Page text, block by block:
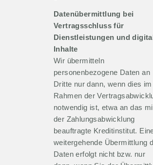
Datenübermittlung bei
Vertragsschluss für
Dienstleistungen und
Inhalte
Wir übermitteln
personenbezogene Daten an
Dritte nur dann, wenn dies im
Rahmen der
notwendig ist, etwa an das
der Zahlungsabwicklung
beauftragte Kreditinstitut.
weitergehende Übermittlung
Daten erfolgt nicht bzw. nur